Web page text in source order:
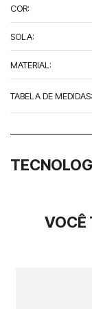
COR:
SOLA:
MATERIAL:
TABELA DE MEDIDAS:
VOCÊ